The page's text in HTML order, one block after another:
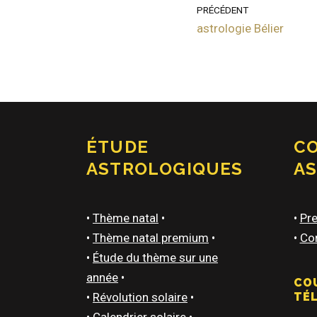
PRÉCÉDENT
astrologie Bélier
ÉTUDE
ASTROLOGIQUES
• Thème natal •
• Thème natal premium •
• Étude du thème sur une
année •
• Révolution solaire •
•
•